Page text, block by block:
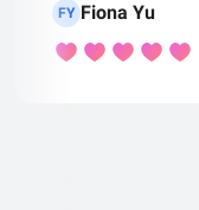
FY Fiona Yu